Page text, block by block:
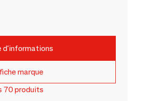
d'informations
marque
70 produits